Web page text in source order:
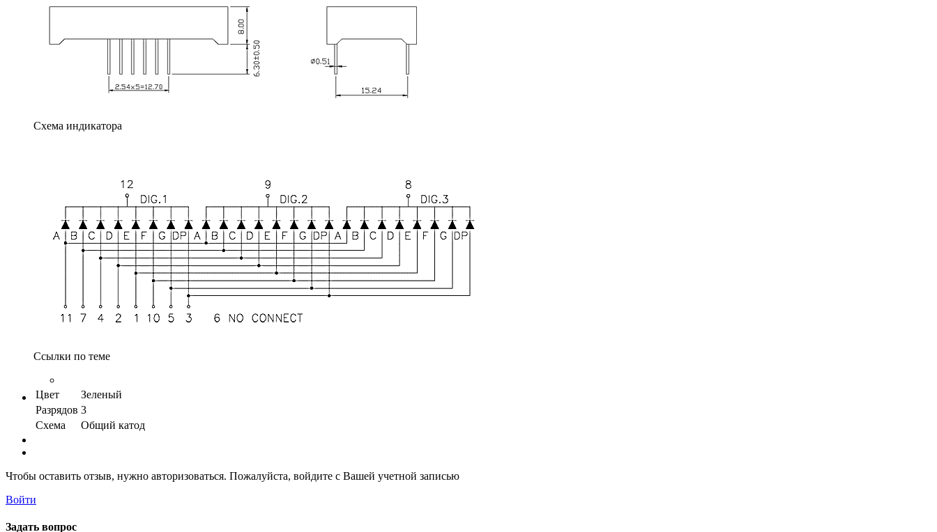
Схема индикатора
Ссылки по теме
Цвет
Зеленый
Разрядов 3
Схема
Общий катод
Чтобы оставить отзыв, нужно авторизоваться. Пожалуйста, войдите с Вашей учетной записью
Войти
Задать вопрос